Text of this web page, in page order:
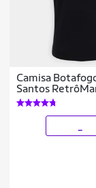
Camisa
Santos
Masculina